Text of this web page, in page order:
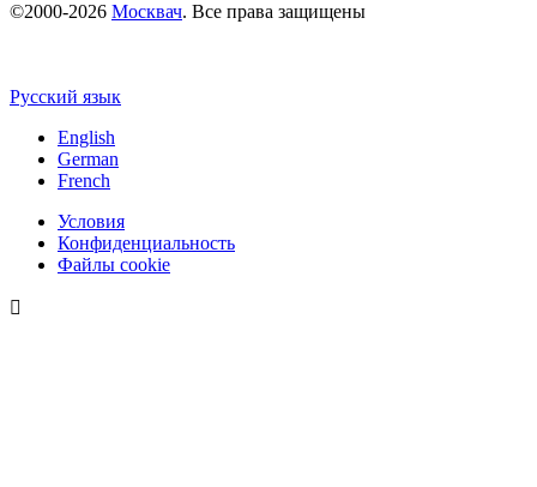
©2000-2026 Москвач. Все права защищены
Русский язык
English
German
French
Условия
Конфиденциальность
Файлы cookie